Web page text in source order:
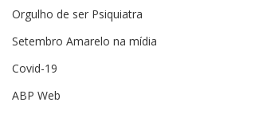
Orgulho de ser Psiquiatra
Setembro Amarelo na mídia
Covid-19
ABP Web